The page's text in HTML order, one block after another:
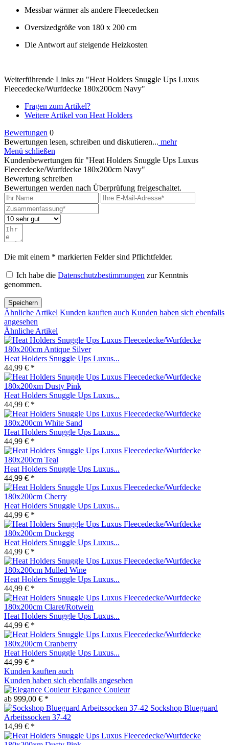
Messbar wärmer als andere Fleecedecken
Oversizedgröße von 180 x 200 cm
Die Antwort auf steigende Heizkosten
Weiterführende Links zu "Heat Holders Snuggle Ups Luxus
Fleecedecke/Wurfdecke 180x200cm Navy"
Fragen zum Artikel?
Weitere Artikel von Heat Holders
Bewertungen 0
Bewertungen lesen, schreiben und diskutieren... mehr
Menü schließen
Kundenbewertungen für "Heat Holders Snuggle Ups Luxus
Fleecedecke/Wurfdecke 180x200cm Navy"
Bewertung schreiben
Bewertungen werden nach Überprüfung freigeschaltet.
Die mit einem * markierten Felder sind Pflichtfelder.
Ich habe die Datenschutzbestimmungen zur Kenntnis
genommen.
Speichern
Ähnliche Artikel Kunden kauften auch Kunden haben sich ebenfalls
angesehen
Ähnliche Artikel
Heat Holders Snuggle Ups Luxus...
44,99 € *
Heat Holders Snuggle Ups Luxus...
44,99 € *
Heat Holders Snuggle Ups Luxus...
44,99 € *
Heat Holders Snuggle Ups Luxus...
44,99 € *
Heat Holders Snuggle Ups Luxus...
44,99 € *
Heat Holders Snuggle Ups Luxus...
44,99 € *
Heat Holders Snuggle Ups Luxus...
44,99 € *
Heat Holders Snuggle Ups Luxus...
44,99 € *
Heat Holders Snuggle Ups Luxus...
44,99 € *
Kunden kauften auch
Kunden haben sich ebenfalls angesehen
Elegance Couleur
ab 999,00 € *
Sockshop Blueguard
Arbeitssocken 37-42
14,99 € *